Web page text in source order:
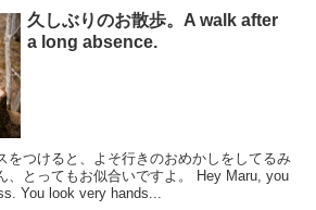
久しぶりのお散歩。A walk after
a long absence.
をつけると、よそ行きのおめかしをしてるみ
、とってもお似合いですよ。 Hey Maru, you
You look very hands...